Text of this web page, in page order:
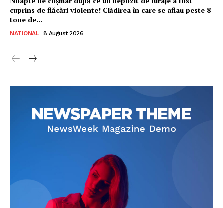
cuprins de flăcări violente! Clădirea în care se aflau peste 8
tone de...
NATIONAL 8 August 2026